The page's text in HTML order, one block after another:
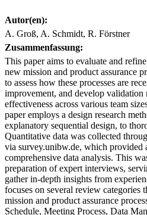
Autor(en):
A. Groß, A. Schmidt, R. Förstner
Zusammenfassung:
This paper aims to evaluate and
new mission and product assurance
to assess how these processes are
improvement, and develop validation
effectiveness across various team
paper employs a design research
explanatory sequential design, to
Quantitative data was collected
via survey.unibw.de, which provided
comprehensive data analysis. This
preparation of expert interviews,
gather in-depth insights from
focuses on several review categories
mission and product assurance
Schedule, Meeting Process, Data